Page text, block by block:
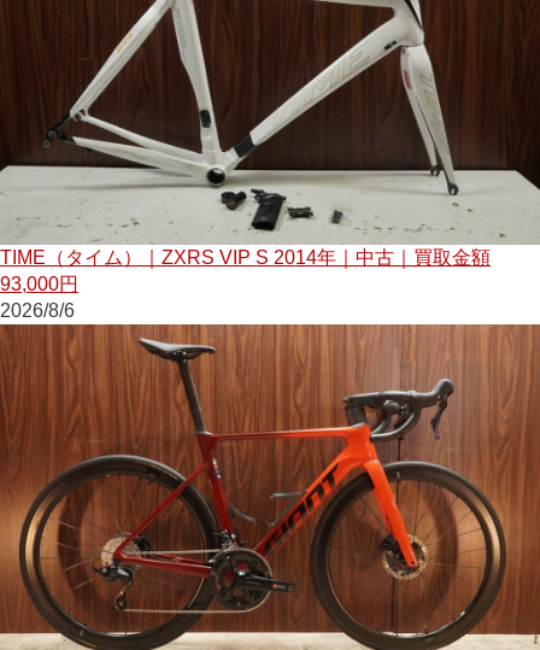
TIME（タイム）｜ZXRS VIP S 2014年｜中古｜買取金額
93,000円
2026/8/6